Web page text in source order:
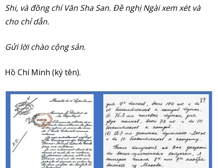
Shi, và đồng chí Văn Sha San. Đề nghị Ngài xem xét và
cho chỉ dẫn.
Gửi lời chào cộng sản.
Hồ Chí Minh (ký tên).